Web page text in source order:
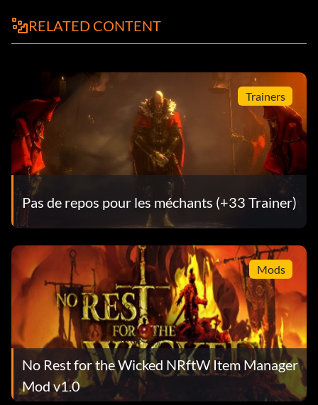
RELATED CONTENT
Trainers
Pas de repos pour les méchants (+33 Trainer)
Mods
No Rest for the Wicked NRftW Item Manager
Mod v1.0